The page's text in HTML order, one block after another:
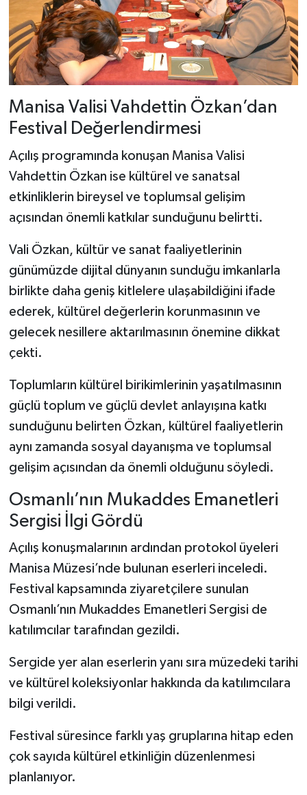
Manisa Valisi Vahdettin Özkan’dan
Festival Değerlendirmesi
Açılış programında konuşan Manisa Valisi
Vahdettin Özkan ise kültürel ve sanatsal
etkinliklerin bireysel ve toplumsal gelişim
açısından önemli katkılar sunduğunu belirtti.
Vali Özkan, kültür ve sanat faaliyetlerinin
günümüzde dijital dünyanın sunduğu imkanlarla
birlikte daha geniş kitlelere ulaşabildiğini ifade
ederek, kültürel değerlerin korunmasının ve
gelecek nesillere aktarılmasının önemine dikkat
çekti.
Toplumların kültürel birikimlerinin yaşatılmasının
güçlü toplum ve güçlü devlet anlayışına katkı
sunduğunu belirten Özkan, kültürel faaliyetlerin
aynı zamanda sosyal dayanışma ve toplumsal
gelişim açısından da önemli olduğunu söyledi.
Osmanlı’nın Mukaddes Emanetleri
Sergisi İlgi Gördü
Açılış konuşmalarının ardından protokol üyeleri
Manisa Müzesi’nde bulunan eserleri inceledi.
Festival kapsamında ziyaretçilere sunulan
Osmanlı’nın Mukaddes Emanetleri Sergisi de
katılımcılar tarafından gezildi.
Sergide yer alan eserlerin yanı sıra müzedeki tarihi
ve kültürel koleksiyonlar hakkında da katılımcılara
bilgi verildi.
Festival süresince farklı yaş gruplarına hitap eden
çok sayıda kültürel etkinliğin düzenlenmesi
planlanıyor.